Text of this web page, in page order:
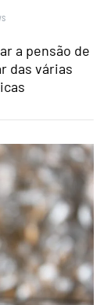
a pensão de
das várias